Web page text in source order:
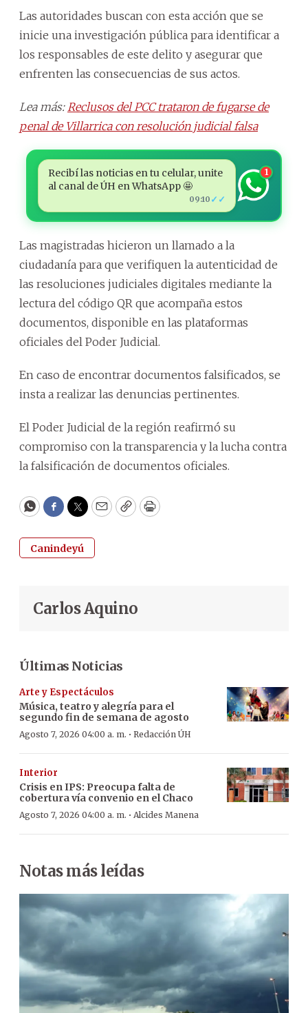
Las autoridades buscan con esta acción que se
inicie una investigación pública para identificar a
los responsables de este delito y asegurar que
enfrenten las consecuencias de sus actos.
Lea más: Reclusos del PCC trataron de fugarse de
penal de Villarrica con resolución judicial falsa
Recibí las noticias en tu celular, unite
al canal de ÚH en WhatsApp 🤩
09:10 ✓✓
1
Las magistradas hicieron un llamado a la
ciudadanía para que verifiquen la autenticidad de
las resoluciones judiciales digitales mediante la
lectura del código QR que acompaña estos
documentos, disponible en las plataformas
oficiales del Poder Judicial.
En caso de encontrar documentos falsificados, se
insta a realizar las denuncias pertinentes.
El Poder Judicial de la región reafirmó su
compromiso con la transparencia y la lucha contra
la falsificación de documentos oficiales.
WhatsApp
Facebook
Twitter
EmailCopyPrint
Canindeyú
Carlos Aquino
Últimas Noticias
Arte y Espectáculos
Música, teatro y alegría para el
segundo fin de semana de agosto
Agosto 7, 2026 04:00 a. m. · Redacción ÚH
Interior
Crisis en IPS: Preocupa falta de
cobertura vía convenio en el Chaco
Agosto 7, 2026 04:00 a. m. · Alcides Manena
Notas más leídas